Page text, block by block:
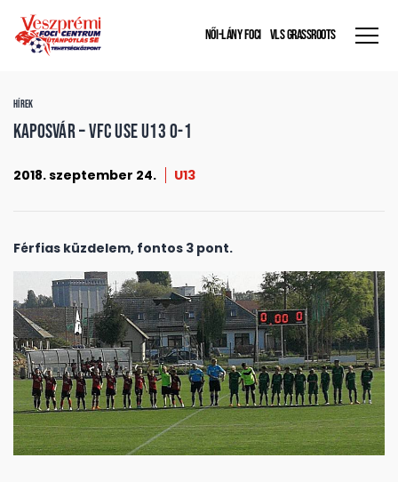
NŐI-LÁNY FOCI VLS GRASSROOTS
HÍREK
Kaposvár – VFC USE U13 0-1
2018. szeptember 24. U13
Férfias küzdelem, fontos 3 pont.